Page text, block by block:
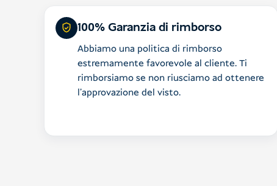
100% Garanzia di rimborso
Abbiamo una politica di rimborso
estremamente favorevole al cliente. Ti
rimborsiamo se non riusciamo ad ottenere
l'approvazione del visto.